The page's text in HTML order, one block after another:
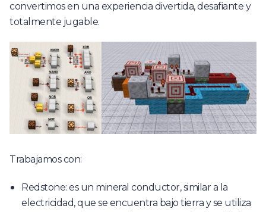
convertimos en una experiencia divertida, desafiante y
totalmente jugable.
Trabajamos con:
Redstone: es un mineral conductor, similar a la
electricidad, que se encuentra bajo tierra y se utiliza